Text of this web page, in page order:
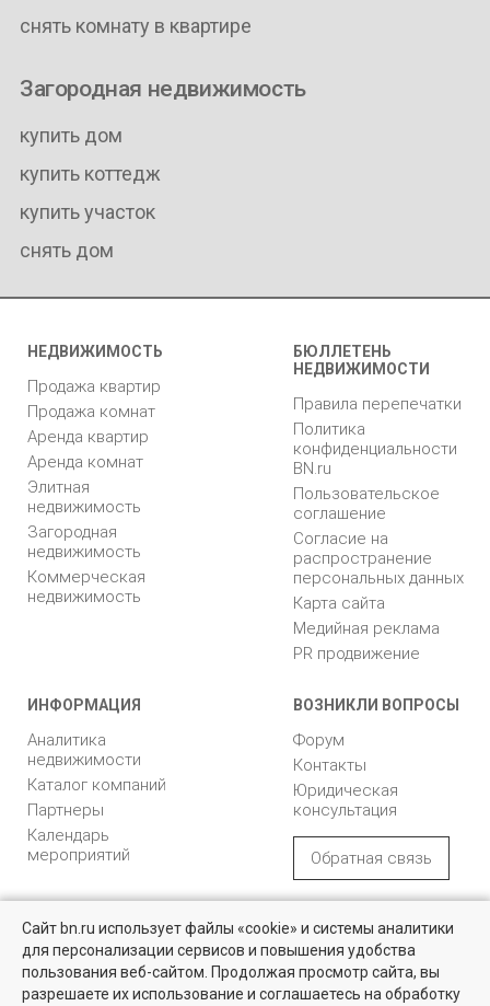
Коммерческая недвижимость
Проверенные объекты под различные цели в Санкт-Петербурге и
Ленинградской области
снять комнату в квартире
Загородная недвижимость
купить дом
купить коттедж
купить участок
снять дом
НЕДВИЖИМОСТЬ
Продажа квартир
Продажа комнат
Аренда квартир
Аренда комнат
Элитная
недвижимость
Загородная
недвижимость
Коммерческая
недвижимость
БЮЛЛЕТЕНЬ
НЕДВИЖИМОСТИ
Правила перепечатки
Политика
конфиденциальности
BN.ru
Пользовательское
соглашение
Согласие на
распространение
персональных данных
Карта сайта
Медийная реклама
PR продвижение
ИНФОРМАЦИЯ
Аналитика
недвижимости
Каталог компаний
Партнеры
Календарь
мероприятий
ВОЗНИКЛИ ВОПРОСЫ
Форум
Контакты
Юридическая
консультация
Обратная связь
с ограниченной
ответственностью
"Управляющая
«БН»
196105, Санкт-
Петербург, пр. Юрия
Сайт bn.ru использует файлы «cookie» и системы аналитики
для персонализации сервисов и повышения удобства
пользования веб-сайтом. Продолжая просмотр сайта, вы
разрешаете их использование и соглашаетесь на обработку